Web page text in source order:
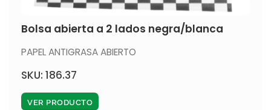
Bolsa abierta a 2 lados negra/blanca
PAPEL ANTIGRASA ABIERTO
SKU: 186.37
VER PRODUCTO